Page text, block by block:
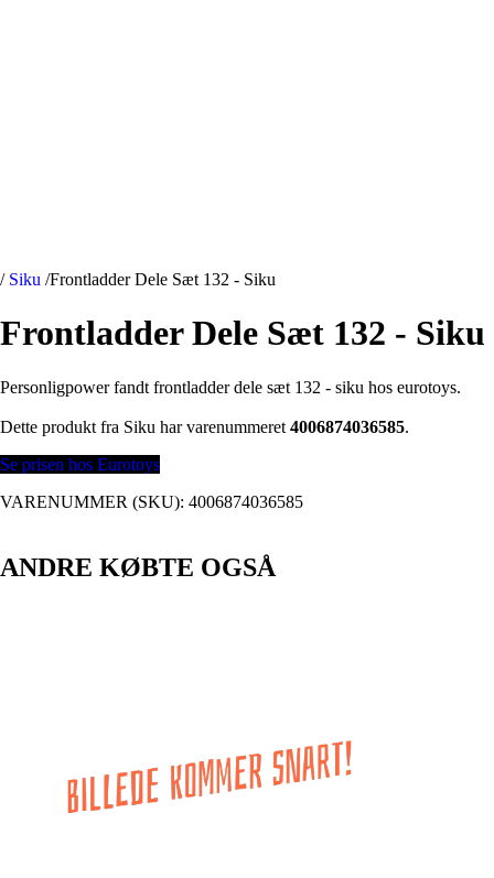
/ Siku /Frontladder Dele Sæt 132 - Siku
Frontladder Dele Sæt 132 - Siku
Personligpower fandt frontladder dele sæt 132 - siku hos eurotoys.
Dette produkt fra Siku har varenummeret 4006874036585.
Se prisen hos Eurotoys
VARENUMMER (SKU): 4006874036585
ANDRE KØBTE OGSÅ